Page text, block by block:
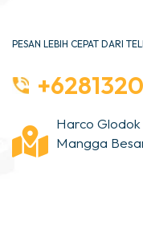
PESAN LEBIH CEPAT DARI
Harco Glodok
Mangga